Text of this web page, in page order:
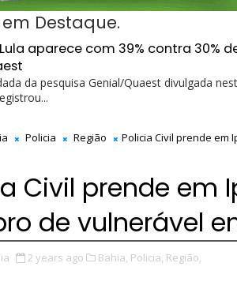
Destaque.
aparece com 39% contra 30%
da pesquisa Genial/Quaest divulgada
Policia Região
Policia Civil prende em
Civil prende
de vulnerável
2 years ago Bahia, Policia, Região,